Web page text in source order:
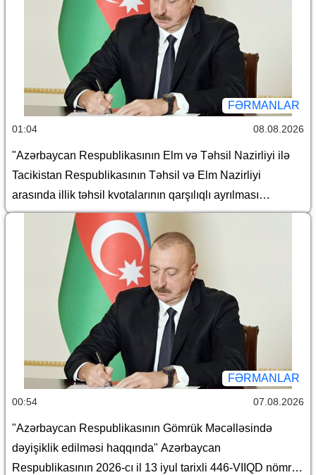
FƏRMANLAR
01:04 08.08.2026
"Azərbaycan Respublikasının Elm və Təhsil Nazirliyi ilə
Tacikistan Respublikasının Təhsil və Elm Nazirliyi
arasında illik təhsil kvotalarının qarşılıqlı ayrılması
haqqında Saziş"in təsdiq edilməsi barədə
FƏRMANLAR
00:54 07.08.2026
"Azərbaycan Respublikasının Gömrük Məcəlləsində
dəyişiklik edilməsi haqqında" Azərbaycan
Respublikasının 2026-cı il 13 iyul tarixli 446-VIIQD nömrəli